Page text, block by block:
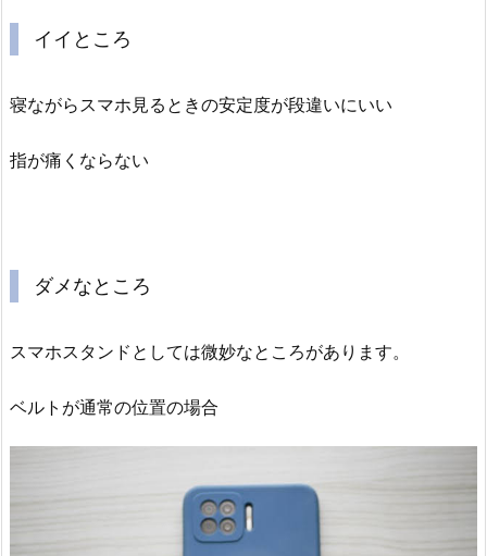
イイところ
寝ながらスマホ見るときの安定度が段違いにいい
指が痛くならない
ダメなところ
スマホスタンドとしては微妙なところがあります。
ベルトが通常の位置の場合